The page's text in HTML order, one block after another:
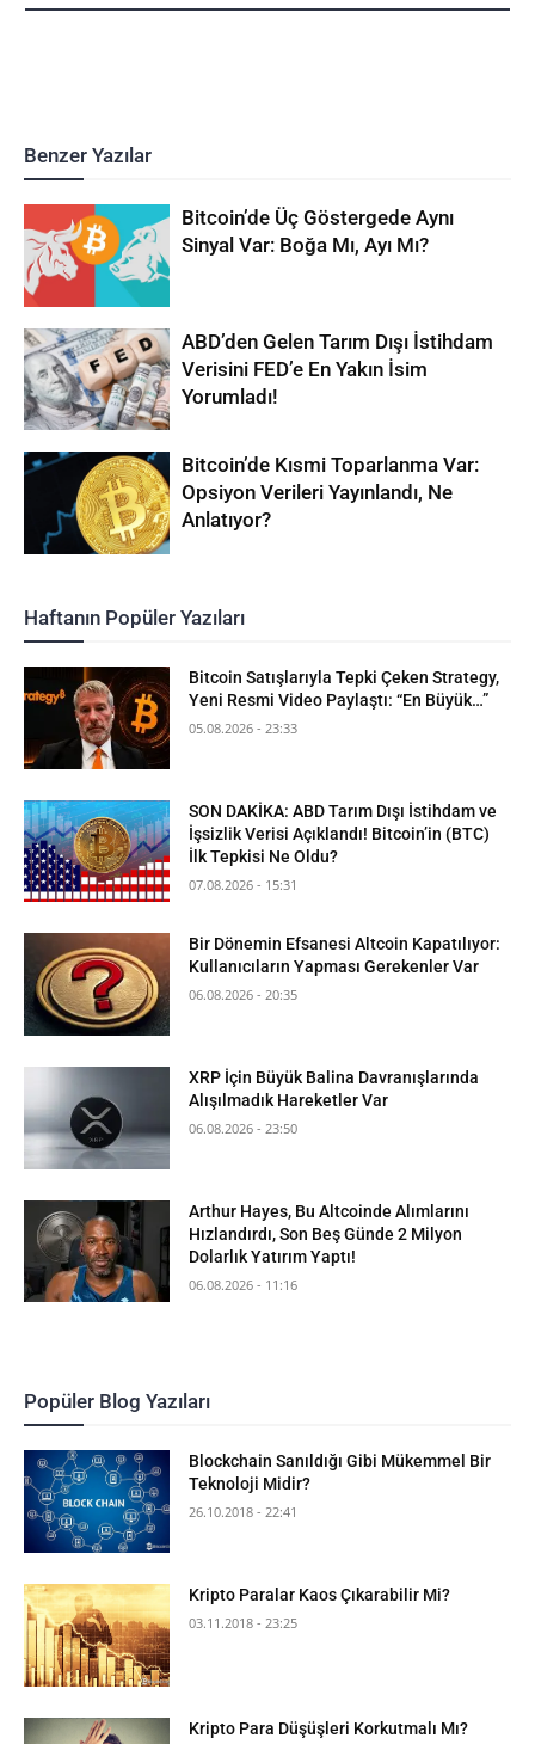
Benzer Yazılar
Bitcoin’de Üç Göstergede Aynı
Sinyal Var: Boğa Mı, Ayı Mı?
ABD’den Gelen Tarım Dışı İstihdam
Verisini FED’e En Yakın İsim
Yorumladı!
Bitcoin’de Kısmi Toparlanma Var:
Opsiyon Verileri Yayınlandı, Ne
Anlatıyor?
Haftanın Popüler Yazıları
Bitcoin Satışlarıyla Tepki Çeken Strategy,
Yeni Resmi Video Paylaştı: “En Büyük…”
05.08.2026 - 23:33
SON DAKİKA: ABD Tarım Dışı İstihdam ve
İşsizlik Verisi Açıklandı! Bitcoin’in (BTC)
İlk Tepkisi Ne Oldu?
07.08.2026 - 15:31
Bir Dönemin Efsanesi Altcoin Kapatılıyor:
Kullanıcıların Yapması Gerekenler Var
06.08.2026 - 20:35
XRP İçin Büyük Balina Davranışlarında
Alışılmadık Hareketler Var
06.08.2026 - 23:50
Arthur Hayes, Bu Altcoinde Alımlarını
Hızlandırdı, Son Beş Günde 2 Milyon
Dolarlık Yatırım Yaptı!
06.08.2026 - 11:16
Popüler Blog Yazıları
Blockchain Sanıldığı Gibi Mükemmel Bir
Teknoloji Midir?
26.10.2018 - 22:41
Kripto Paralar Kaos Çıkarabilir Mi?
03.11.2018 - 23:25
Kripto Para Düşüşleri Korkutmalı Mı?